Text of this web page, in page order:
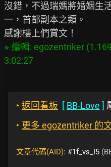
沒錯，不過瑞媽將婚姻生
一，首都副本之類。
※ 編輯: egozentriker
‣ 返回看板 [ BB-Love ]
‣ 更多 egozentriker 的
文章代碼(AID): #1f_vs_I5